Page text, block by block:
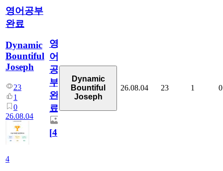
영어공부
완료
Dynamic
Bountiful
Joseph
23
1
0
26.08.04
4
영
어
공
부
완
료
[4]
Dynamic
Bountiful
Joseph
26.08.04 23 1 0